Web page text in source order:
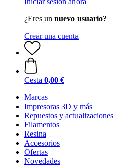
¿Eres un nuevo usuario?
Crear una cuenta
Cesta 0,00 €
Marcas
Impresoras 3D y más
Repuestos y actualizaciones
Filamentos
Resina
Accesorios
Ofertas
Novedades